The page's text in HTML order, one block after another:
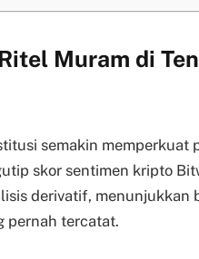
Muram di
semakin memperkuat
skor sentimen kripto
derivatif,
pernah tercatat.